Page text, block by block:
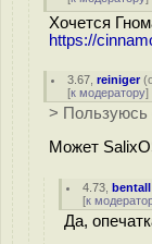
Хочется
https://
3.67 ,reiniger(
[к модератору]
> Пользуюсь
Может
4.73 ,bentall
[к
Да,